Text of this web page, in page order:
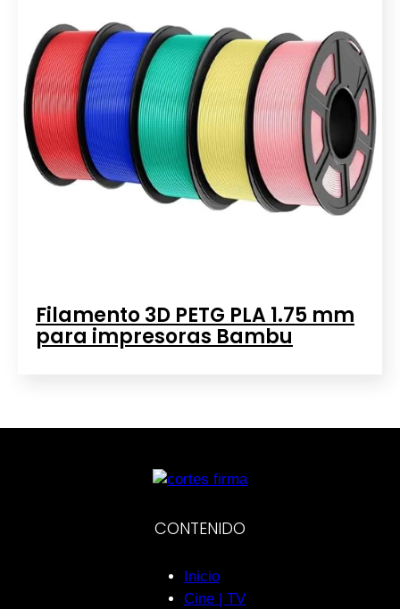
Filamento 3D PETG PLA 1.75 mm
para impresoras Bambu
CONTENIDO
Inicio
Cine | TV